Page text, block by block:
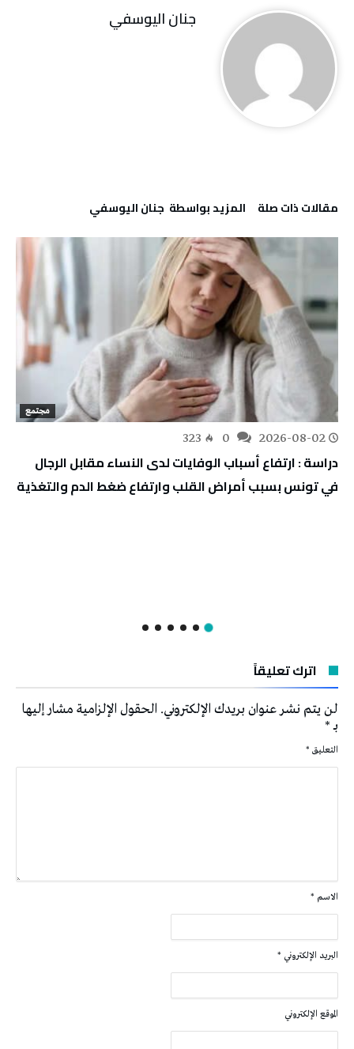
جنان اليوسفي
‫مقالات ذات صلة‬ ‫‫المزيد بواسطة‬ ‬ جنان اليوسفي
مجتمع
2026-08-02
323
دراسة : ارتفاع أسباب الوفايات لدى النساء مقابل الرجال
في تونس بسبب أمراض القلب وارتفاع ضغط الدم والتغذية
اترك تعليقاً
لن يتم نشر عنوان بريدك الإلكتروني. الحقول الإلزامية مشار إليها
بـ*
التعليق *
الاسم *
البريد الإلكتروني *
الموقع الإلكتروني